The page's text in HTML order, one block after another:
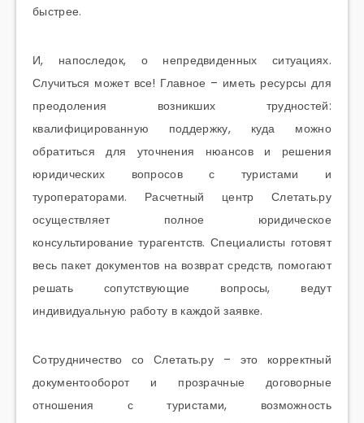
быстрее.
И, напоследок, о непредвиденных ситуациях.
Случиться может все! Главное – иметь ресурсы для
преодоления возникших трудностей:
квалифицированную поддержку, куда можно
обратиться для уточнения нюансов и решения
юридических вопросов с туристами и
туроператорами. Расчетный центр Слетать.ру
осуществляет полное юридическое
консультирование турагентств. Специалисты готовят
весь пакет документов на возврат средств, помогают
решать сопутствующие вопросы, ведут
индивидуальную работу в каждой заявке.
Сотрудничество со Слетать.ру – это корректный
документооборот и прозрачные договорные
отношения с туристами, возможность